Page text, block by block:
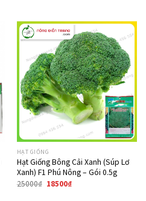
Giảm giá!
HẠT GIỐNG
Hạt Giống Bông Cải Xanh (Súp Lơ
Xanh) F1 Phú Nông – Gói 0.5g
25000₫ 18500₫